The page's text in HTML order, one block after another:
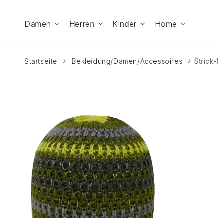
Damen Herren Kinder Home
Startseite Bekleidung/Damen/Accessoires Strick-